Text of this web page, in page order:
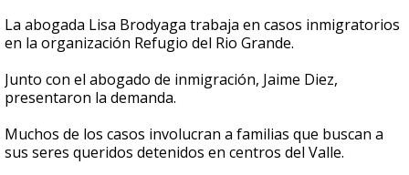
La abogada Lisa Brodyaga trabaja en casos inmigratorios
en la organización Refugio del Rio Grande.
Junto con el abogado de inmigración, Jaime Diez,
presentaron la demanda.
Muchos de los casos involucran a familias que buscan a
sus seres queridos detenidos en centros del Valle.